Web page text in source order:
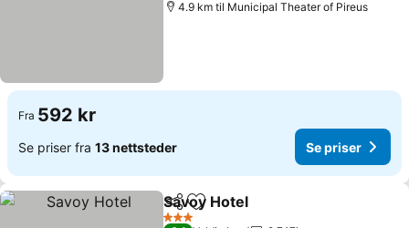
4.9 km til Municipal Theater of Pireus
Fra 592 kr
Se priser fra 13 nettsteder Se priser
Del Legg til i favoritter
Savoy Hotel
3 Stjerner